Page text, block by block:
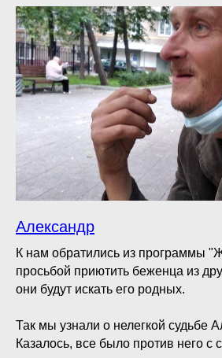
Александр
К нам обратились из программы
просьбой приютить беженца из
они будут искать его родных.
Так мы узнали о нелегкой судьбе
Казалось, все было против него с